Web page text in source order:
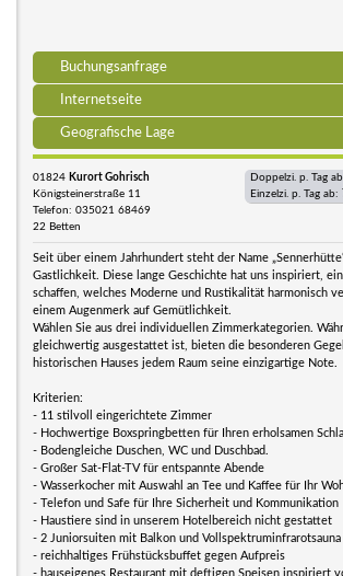
Buchungsanfrage
Internetseite
Geografische Lage
01824 Kurort Gohrisch
Königsteinerstraße 11
Telefon: 035021 68469
22 Betten
Doppelzi. p. Tag
Einzelzi. p. Tag ab:
Seit über einem Jahrhundert steht der Name
Gastlichkeit. Diese lange Geschichte hat uns inspiriert,
schaffen, welches Moderne und Rustikalität harmonisch
einem Augenmerk auf Gemütlichkeit.
Wählen Sie aus drei individuellen Zimmerkategorien.
gleichwertig ausgestattet ist, bieten die besonderen
historischen Hauses jedem Raum seine einzigartige Note.
Kriterien:
- 11 stilvoll eingerichtete Zimmer
- Hochwertige Boxspringbetten für Ihren erholsamen
- Bodengleiche Duschen, WC und Duschbad.
- Großer Sat-Flat-TV für entspannte Abende
- Wasserkocher mit Auswahl an Tee und Kaffee für Ihr
- Telefon und Safe für Ihre Sicherheit und Kommunikation
- Haustiere sind in unserem Hotelbereich nicht gestattet
- 2 Juniorsuiten mit Balkon und Vollspektruminfrarotsauna
- reichhaltiges Frühstücksbuffet gegen Aufpreis
- hauseigenes Restaurant mit deftigen Speisen inspiriert